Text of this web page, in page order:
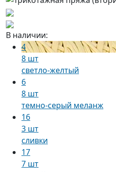
В наличии:
4
8 шт
светло-желтый
6
8 шт
темно-серый меланж
16
3 шт
сливки
17
7 шт